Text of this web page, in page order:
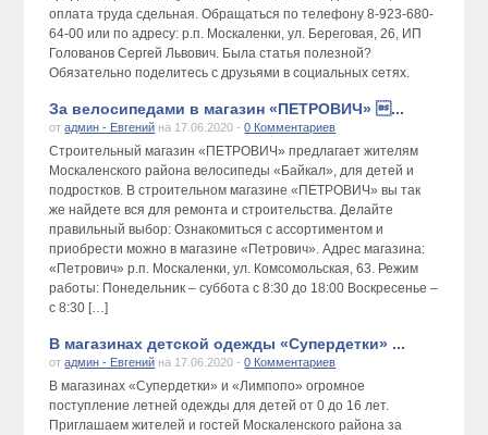
оплата труда сдельная. Обращаться по телефону 8-923-680-
64-00 или по адресу: р.п. Москаленки, ул. Береговая, 26, ИП
Голованов Сергей Львович. Была статья полезной?
Обязательно поделитесь с друзьями в социальных сетях.
За велосипедами в магазин «ПЕТРОВИЧ» ...
отадмин - Евгений на 17.06.2020 -0 Комментариев
Строительный магазин «ПЕТРОВИЧ» предлагает жителям
Москаленского района велосипеды «Байкал», для детей и
подростков. В строительном магазине «ПЕТРОВИЧ» вы так
же найдете вся для ремонта и строительства. Делайте
правильный выбор: Ознакомиться с ассортиментом и
приобрести можно в магазине «Петрович». Адрес магазина:
«Петрович» р.п. Москаленки, ул. Комсомольская, 63. Режим
работы: Понедельник – суббота с 8:30 до 18:00 Воскресенье –
с 8:30 […]
В магазинах детской одежды «Супердетки» ...
отадмин - Евгений на 17.06.2020 -0 Комментариев
В магазинах «Супердетки» и «Лимпопо» огромное
поступление летней одежды для детей от 0 до 16 лет.
Приглашаем жителей и гостей Москаленского района за